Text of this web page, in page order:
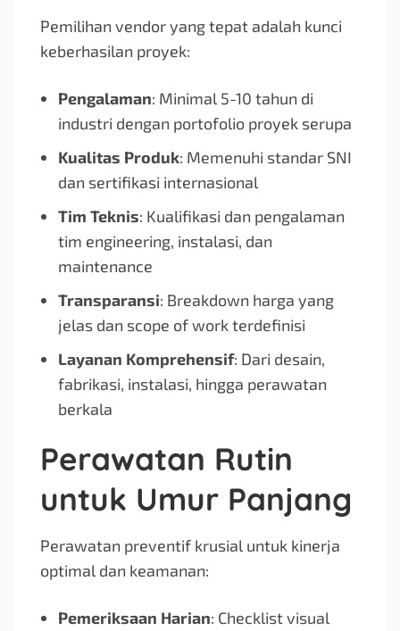
Pemilihan vendor yang tepat adalah kunci
keberhasilan proyek:
Pengalaman: Minimal 5-10 tahun di
industri dengan portofolio proyek serupa
Kualitas Produk: Memenuhi standar SNI
dan sertifikasi internasional
Tim Teknis: Kualifikasi dan pengalaman
tim engineering, instalasi, dan
maintenance
Transparansi: Breakdown harga yang
jelas dan scope of work terdefinisi
Layanan Komprehensif: Dari desain,
fabrikasi, instalasi, hingga perawatan
berkala
Perawatan Rutin
untuk Umur Panjang
Perawatan preventif krusial untuk kinerja
optimal dan keamanan:
Pemeriksaan Harian: Checklist visual